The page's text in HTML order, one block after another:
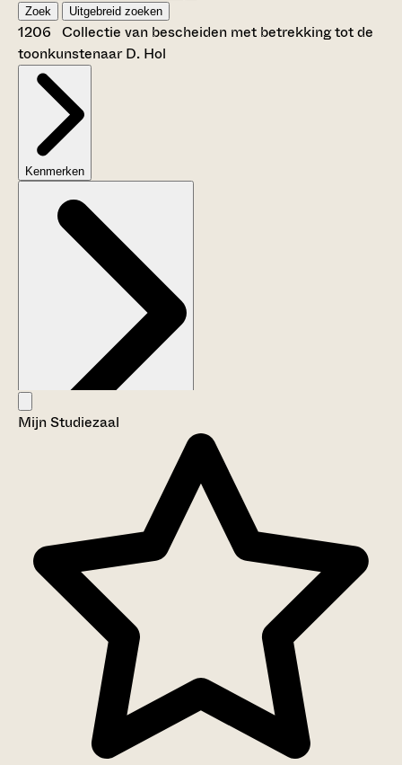
Zoek Uitgebreid zoeken
1206 Collectie van bescheiden met betrekking tot de
toonkunstenaar D. Hol
Kenmerken
Aanwijzingen voor de gebruiker
Inleiding
Mijn Studiezaal